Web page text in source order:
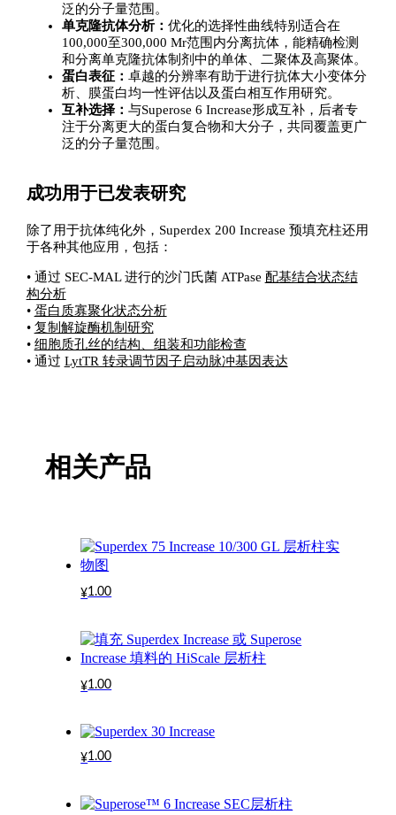
泛的分子量范围。
单克隆抗体分析： 优化的选择性曲线特别适合在
100,000至300,000 Mr范围内分离抗体，能精确检测
和分离单克隆抗体制剂中的单体、二聚体及高聚体。
蛋白表征： 卓越的分辨率有助于进行抗体大小变体分
析、膜蛋白均一性评估以及蛋白相互作用研究。
互补选择： 与Superose 6 Increase形成互补，后者专
注于分离更大的蛋白复合物和大分子，共同覆盖更广
泛的分子量范围。
成功用于已发表研究
除了用于抗体纯化外，Superdex 200 Increase 预填充柱还用
于各种其他应用，包括：
• 通过 SEC-MAL 进行的沙门氏菌 ATPase 配基结合状态结
构分析
• 蛋白质寡聚化状态分析
• 复制解旋酶机制研究
• 细胞质孔丝的结构、组装和功能检查
• 通过 LytTR 转录调节因子启动脉冲基因表达
相关产品
¥1.00
¥1.00
¥1.00